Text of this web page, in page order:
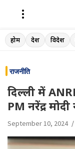
Skip
to
होम देश विदेश
राजनीति
दिल्ली में
PM नरेंद्र
September 10, 2024